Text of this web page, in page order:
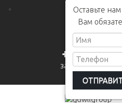
+7 978
заказать
Оставьте
Вам